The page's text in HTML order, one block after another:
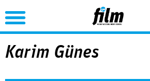
Jump to Navigation
Karim Günes